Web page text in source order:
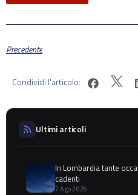
Precedente
Condividi l'articolo:
Ultimi articoli
In Lombardia tante
cadenti
7 Ago 2026